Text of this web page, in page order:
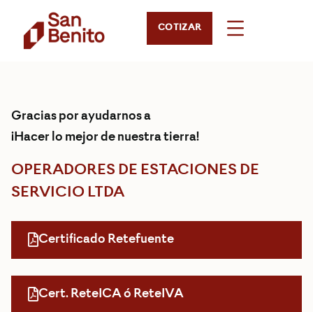
COTIZAR
Gracias por ayudarnos a
¡Hacer lo mejor de nuestra tierra!
OPERADORES DE ESTACIONES DE
SERVICIO LTDA
Certificado Retefuente
Cert. ReteICA ó ReteIVA